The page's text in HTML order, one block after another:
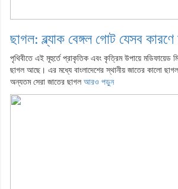
ছাগল: ব্ল্যাক বেঙ্গল গোট যেসব
পৃথিবীতে এই মূহুর্তে প্রাকৃতিক এবং কৃত্রিম উপায়ে মডিফায়েড
ছাগল আছে। এর মধ্যে বাংলাদেশের স্থানীয় জাতের কালো ছাগল
অন্যতম সেরা জাতের ছাগল আরও পড়ুন